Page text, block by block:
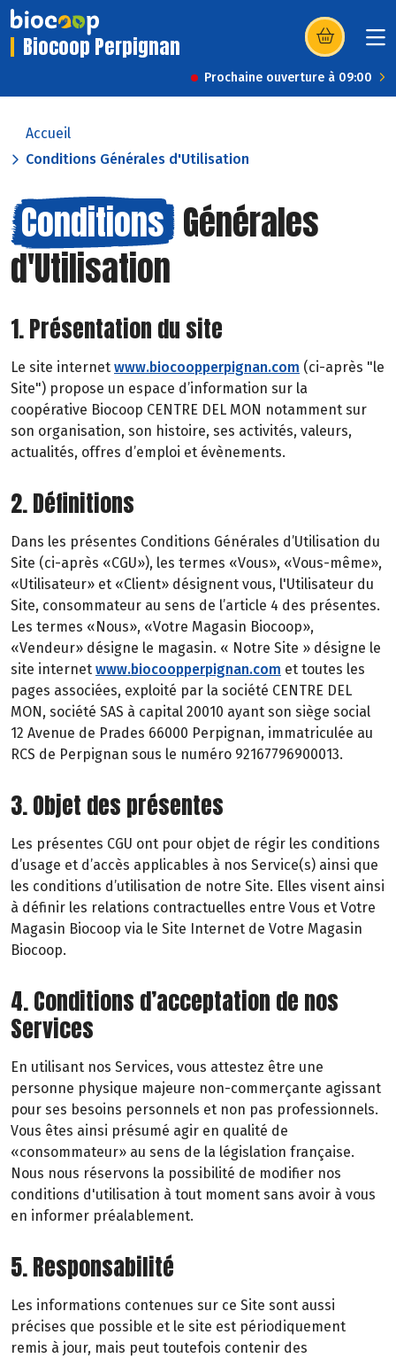
Biocoop Perpignan (s’ouvre dans
Prochaine ouverture à 09:00
Accueil
Conditions Générales d'Utilisation
Conditions Générales
d'Utilisation
1. Présentation du site
Le site internet www.biocoopperpignan.com (ci-après "le
Site") propose un espace d’information sur la
coopérative Biocoop CENTRE DEL MON notamment sur
son organisation, son histoire, ses activités, valeurs,
actualités, offres d’emploi et évènements.
2. Définitions
Dans les présentes Conditions Générales d’Utilisation du
Site (ci-après «CGU»), les termes «Vous», «Vous-même»,
«Utilisateur» et «Client» désignent vous, l'Utilisateur du
Site, consommateur au sens de l’article 4 des présentes.
Les termes «Nous», «Votre Magasin Biocoop»,
«Vendeur» désigne le magasin. « Notre Site » désigne le
site internet www.biocoopperpignan.com et toutes les
pages associées, exploité par la société CENTRE DEL
MON, société SAS à capital 20010 ayant son siège social
12 Avenue de Prades 66000 Perpignan, immatriculée au
RCS de Perpignan sous le numéro 92167796900013.
3. Objet des présentes
Les présentes CGU ont pour objet de régir les conditions
d’usage et d’accès applicables à nos Service(s) ainsi que
les conditions d’utilisation de notre Site. Elles visent ainsi
à définir les relations contractuelles entre Vous et Votre
Magasin Biocoop via le Site Internet de Votre Magasin
Biocoop.
4. Conditions d’acceptation de nos
Services
En utilisant nos Services, vous attestez être une
personne physique majeure non-commerçante agissant
pour ses besoins personnels et non pas professionnels.
Vous êtes ainsi présumé agir en qualité de
«consommateur» au sens de la législation française.
Nous nous réservons la possibilité de modifier nos
conditions d'utilisation à tout moment sans avoir à vous
en informer préalablement.
5. Responsabilité
Les informations contenues sur ce Site sont aussi
précises que possible et le site est périodiquement
remis à jour, mais peut toutefois contenir des